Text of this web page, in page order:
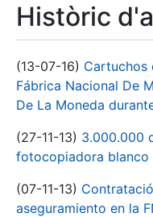
Històric
(13-07-16) Cartuchos
Fábrica Nacional De
De La Moneda
(27-11-13) 3.000.000
fotocopiadora blanco
(07-11-13)
aseguramiento en la